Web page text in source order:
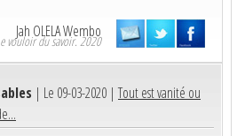
Jah OLELA Wembo
vouloir du savoir. 2020
| Le 09-03-2020 |Tout est vanité ou